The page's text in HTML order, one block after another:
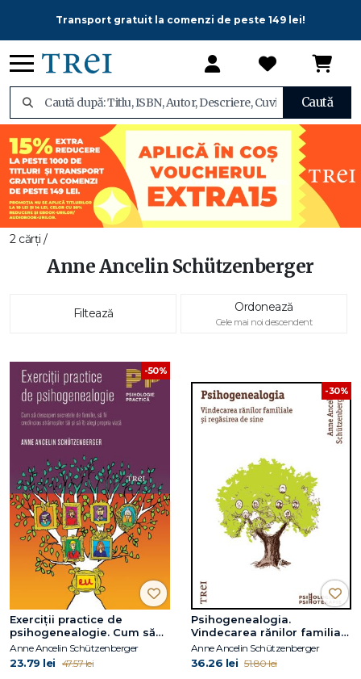
Transport gratuit la comenzi de peste 149 lei!
Caută
2 cărți /
Anne Ancelin Schützenberger
Filtează Ordonează
Cele mai noi descendent
-50%
Exerciţii practice de
psihogenealogie. Cum să
descoperi secretele de
familie, să fii credincios
strămoşilor tăi şi să îţi alegi
Anne Ancelin Schützenberger
23.79 lei 47.57 lei
-30%
Psihogenealogia.
Vindecarea rănilor familiale
şi regăsirea de sine
Anne Ancelin Schützenberger
36.26 lei 51.80 lei